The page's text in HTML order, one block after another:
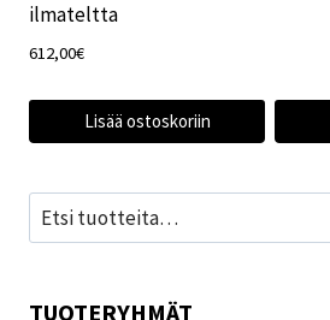
ilmateltta
612,00€
Lisää ostoskoriin
Etsi:
TUOTERYHMÄT